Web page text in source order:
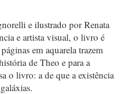
e ilustrado por Renata
e artista visual, o livro é
em aquarela trazem
de Theo e para a
o livro: a de que a existência